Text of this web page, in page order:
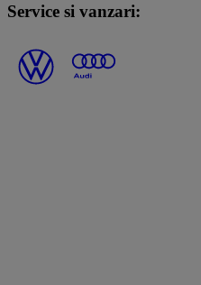
Service si vanzari: